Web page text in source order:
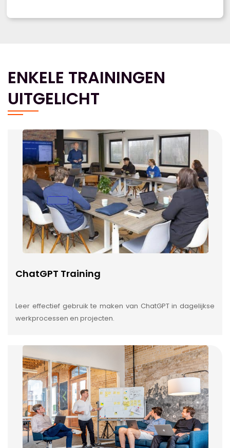
ENKELE TRAININGEN
UITGELICHT
ChatGPT Training
Leer effectief gebruik te maken van ChatGPT in dagelijkse
werkprocessen en projecten.